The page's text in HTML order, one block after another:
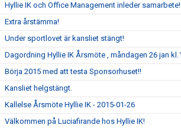
Hyllie IK och Office Management inleder samarbete!
Extra årstämma!
Under sportlovet är kansliet stängt!
Dagordning Hyllie IK Årsmöte , måndagen 26 jan
Börja 2015 med att testa Sponsorhuset!!
Kansliet helgstängt.
Kallelse Årsmöte Hyllie IK - 2015-01-26
Välkommen på Luciafirande hos Hyllie IK!